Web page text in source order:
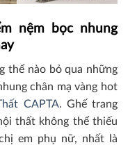
nệm bọc nhung
thể nào bỏ qua những
chân mạ vàng hot
CAPTA. Ghế trang
thất không thể thiếu
em phụ nữ, nhất là